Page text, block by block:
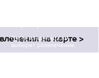
Пусть владелец сам
выберет развлечение.